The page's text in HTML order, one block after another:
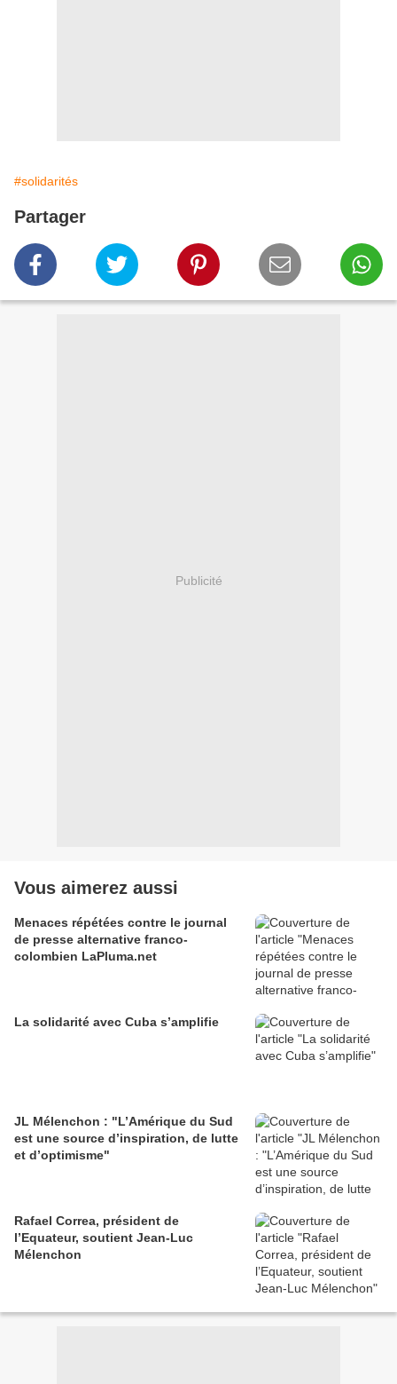
#solidarités
Partager
Publicité
Vous aimerez aussi
Menaces répétées contre le journal
de presse alternative franco-
colombien LaPluma.net
La solidarité avec Cuba s’amplifie
JL Mélenchon : "L’Amérique du Sud
est une source d’inspiration, de lutte
et d’optimisme"
Rafael Correa, président de
l’Equateur, soutient Jean-Luc
Mélenchon